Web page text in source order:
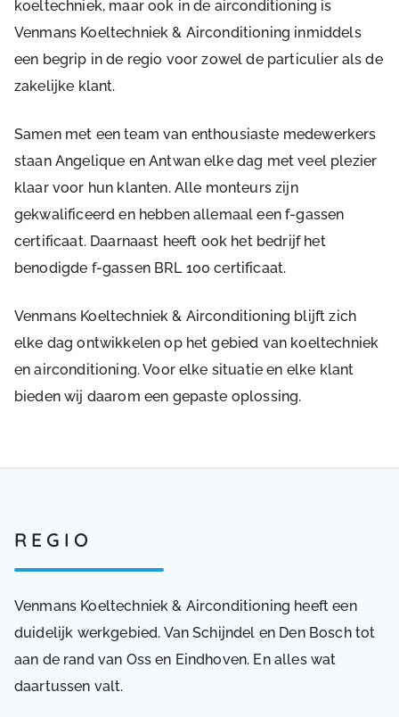
koeltechniek, maar ook in de airconditioning is
Venmans Koeltechniek & Airconditioning inmiddels
een begrip in de regio voor zowel de particulier als de
zakelijke klant.
Samen met een team van enthousiaste medewerkers
staan Angelique en Antwan elke dag met veel plezier
klaar voor hun klanten. Alle monteurs zijn
gekwalificeerd en hebben allemaal een f-gassen
certificaat. Daarnaast heeft ook het bedrijf het
benodigde f-gassen BRL 100 certificaat.
Venmans Koeltechniek & Airconditioning blijft zich
elke dag ontwikkelen op het gebied van koeltechniek
en airconditioning. Voor elke situatie en elke klant
bieden wij daarom een gepaste oplossing.
REGIO
Venmans Koeltechniek & Airconditioning heeft een
duidelijk werkgebied. Van Schijndel en Den Bosch tot
aan de rand van Oss en Eindhoven. En alles wat
daartussen valt.